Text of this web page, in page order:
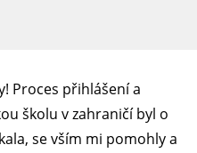
Proces přihlášení a
školu v zahraničí byl o
se vším mi pomohly a